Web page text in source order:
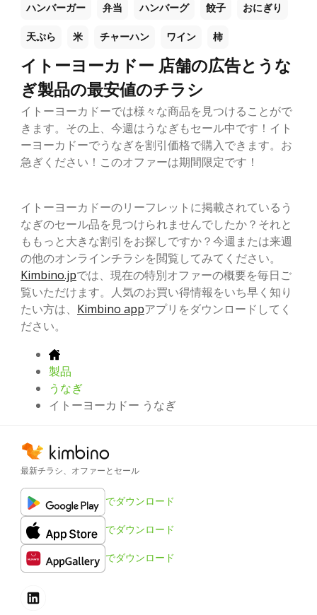
ハンバーガー 弁当 ハンバーグ 餃子 おにぎり
天ぷら 米 チャーハン ワイン 柿
イトーヨーカドー 店舗の広告とうな
ぎ製品の最安値のチラシ
イトーヨーカドーでは様々な商品を見つけることがで
きます。その上、今週はうなぎもセール中です！イト
ーヨーカドーでうなぎを割引価格で購入できます。お
急ぎください！このオファーは期間限定です！
イトーヨーカドーのリーフレットに掲載されているう
なぎのセール品を見つけられませんでしたか？それと
ももっと大きな割引をお探しですか？今週または来週
の他のオンラインチラシを閲覧してみてください。
Kimbino.jpでは、現在の特別オファーの概要を毎日ご
覧いただけます。人気のお買い得情報をいち早く知り
たい方は、 Kimbino appアプリをダウンロードしてく
ださい。
製品
うなぎ
イトーヨーカドー うなぎ
最新チラシ、オファーとセール
でダウンロード
でダウンロード
でダウンロード